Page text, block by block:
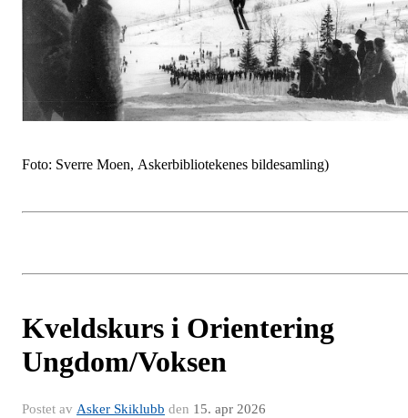
Foto: Sverre Moen, Askerbibliotekenes bildesamling)
Kveldskurs i Orientering
Ungdom/Voksen
Postet av Asker Skiklubb den 15. apr 2026